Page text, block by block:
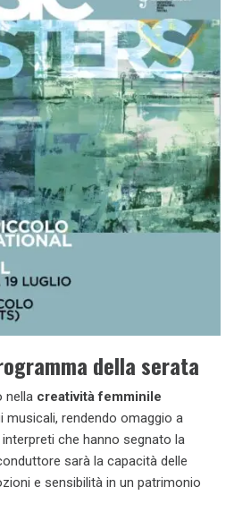
della serata
nella creatività femminile
musicali, rendendo omaggio a
che hanno segnato la
sarà la capacità delle
e sensibilità in un patrimonio